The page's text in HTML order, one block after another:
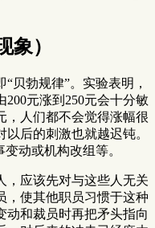
象）
贝勃规律”。实验表明，
200元涨到250元会十分敏
，人们都不会觉得涨幅很
后的刺激也就越迟钝。
动或机构改组等。
，应该先对与这些人无关
，使其他职员习惯于这种
动和裁员时再把矛头指向